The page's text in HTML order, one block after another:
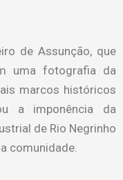
de Assunção, que
uma fotografia da
marcos históricos
a imponência da
de Rio Negrinho
comunidade.